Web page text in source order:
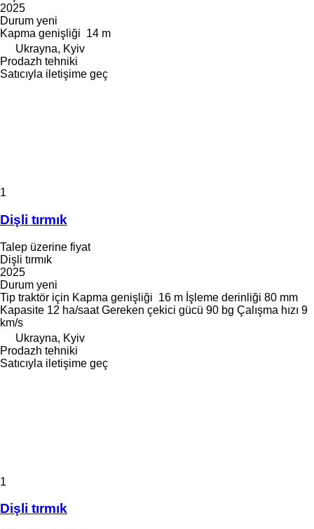
2025
Durum yeni
Kapma genişliği 14 m
Ukrayna, Kyiv
Prodazh tehniki
Satıcıyla iletişime geç
1
Dişli tırmık
Talep üzerine fiyat
Dişli tırmık
2025
Durum yeni
Tip traktör için Kapma genişliği 16 m İşleme derinliği 80 mm
Kapasite 12 ha/saat Gereken çekici gücü 90 bg Çalışma hızı 9
km/s
Ukrayna, Kyiv
Prodazh tehniki
Satıcıyla iletişime geç
1
Dişli tırmık